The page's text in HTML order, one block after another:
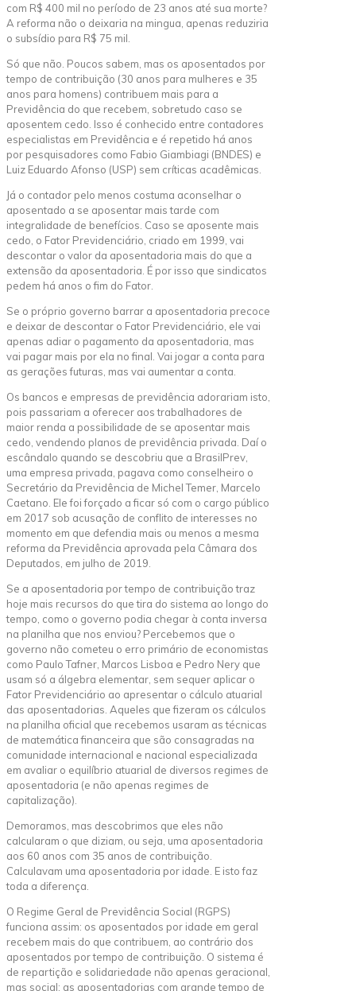
com R$ 400 mil no período de 23 anos até sua morte?
A reforma não o deixaria na mingua, apenas reduziria
o subsídio para R$ 75 mil.
Só que não. Poucos sabem, mas os aposentados por
tempo de contribuição (30 anos para mulheres e 35
anos para homens) contribuem mais para a
Previdência do que recebem, sobretudo caso se
aposentem cedo. Isso é conhecido entre contadores
especialistas em Previdência e é repetido há anos
por pesquisadores como Fabio Giambiagi (BNDES) e
Luiz Eduardo Afonso (USP) sem críticas acadêmicas.
Já o contador pelo menos costuma aconselhar o
aposentado a se aposentar mais tarde com
integralidade de benefícios. Caso se aposente mais
cedo, o Fator Previdenciário, criado em 1999, vai
descontar o valor da aposentadoria mais do que a
extensão da aposentadoria. É por isso que sindicatos
pedem há anos o fim do Fator.
Se o próprio governo barrar a aposentadoria precoce
e deixar de descontar o Fator Previdenciário, ele vai
apenas adiar o pagamento da aposentadoria, mas
vai pagar mais por ela no final. Vai jogar a conta para
as gerações futuras, mas vai aumentar a conta.
Os bancos e empresas de previdência adorariam isto,
pois passariam a oferecer aos trabalhadores de
maior renda a possibilidade de se aposentar mais
cedo, vendendo planos de previdência privada. Daí o
escândalo quando se descobriu que a BrasilPrev,
uma empresa privada, pagava como conselheiro o
Secretário da Previdência de Michel Temer, Marcelo
Caetano. Ele foi forçado a ficar só com o cargo público
em 2017 sob acusação de conflito de interesses no
momento em que defendia mais ou menos a mesma
reforma da Previdência aprovada pela Câmara dos
Deputados, em julho de 2019.
Se a aposentadoria por tempo de contribuição traz
hoje mais recursos do que tira do sistema ao longo do
tempo, como o governo podia chegar à conta inversa
na planilha que nos enviou? Percebemos que o
governo não cometeu o erro primário de economistas
como Paulo Tafner, Marcos Lisboa e Pedro Nery que
usam só a álgebra elementar, sem sequer aplicar o
Fator Previdenciário ao apresentar o cálculo atuarial
das aposentadorias. Aqueles que fizeram os cálculos
na planilha oficial que recebemos usaram as técnicas
de matemática financeira que são consagradas na
comunidade internacional e nacional especializada
em avaliar o equilíbrio atuarial de diversos regimes de
aposentadoria (e não apenas regimes de
capitalização).
Demoramos, mas descobrimos que eles não
calcularam o que diziam, ou seja, uma aposentadoria
aos 60 anos com 35 anos de contribuição.
Calculavam uma aposentadoria por idade. E isto faz
toda a diferença.
O Regime Geral de Previdência Social (RGPS)
funciona assim: os aposentados por idade em geral
recebem mais do que contribuem, ao contrário dos
aposentados por tempo de contribuição. O sistema é
de repartição e solidariedade não apenas geracional,
mas social: as aposentadorias com grande tempo de